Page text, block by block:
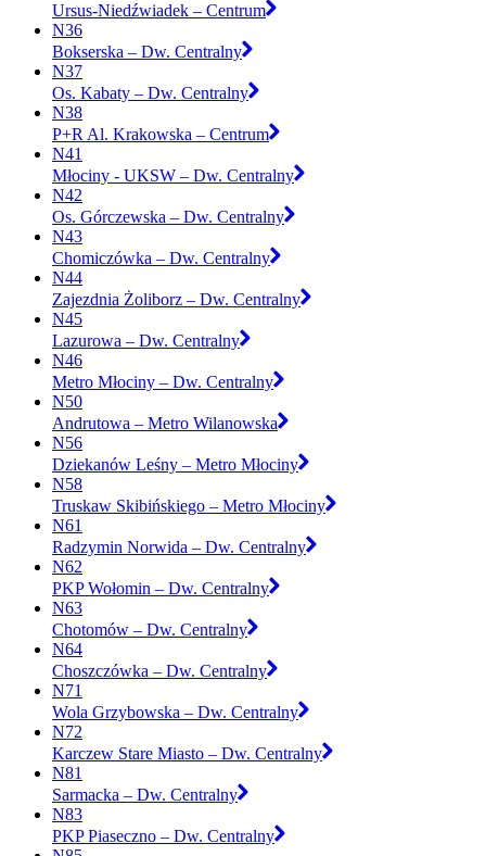
Ursus-Niedźwiadek – Centrum
N36
Bokserska – Dw. Centralny
N37
Os. Kabaty – Dw. Centralny
N38
P+R Al. Krakowska – Centrum
N41
Młociny - UKSW – Dw. Centralny
N42
Os. Górczewska – Dw. Centralny
N43
Chomiczówka – Dw. Centralny
N44
Zajezdnia Żoliborz – Dw. Centralny
N45
Lazurowa – Dw. Centralny
N46
Metro Młociny – Dw. Centralny
N50
Andrutowa – Metro Wilanowska
N56
Dziekanów Leśny – Metro Młociny
N58
Truskaw Skibińskiego – Metro Młociny
N61
Radzymin Norwida – Dw. Centralny
N62
PKP Wołomin – Dw. Centralny
N63
Chotomów – Dw. Centralny
N64
Choszczówka – Dw. Centralny
N71
Wola Grzybowska – Dw. Centralny
N72
Karczew Stare Miasto – Dw. Centralny
N81
Sarmacka – Dw. Centralny
N83
PKP Piaseczno – Dw. Centralny